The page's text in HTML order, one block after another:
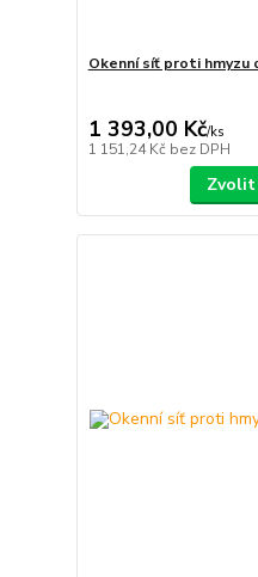
Okenní síť proti hmyzu
1 393,00 Kč/ks
1 151,24 Kč bez DPH